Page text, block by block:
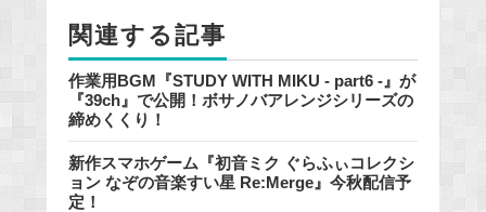
関連する記事
作業用BGM『STUDY WITH MIKU - part6 -』が
『39ch』で公開！ボサノバアレンジシリーズの
締めくくり！
新作スマホゲーム『初音ミク ぐらふぃコレクシ
ョン なぞの音楽すい星 Re:Merge』今秋配信予
定！